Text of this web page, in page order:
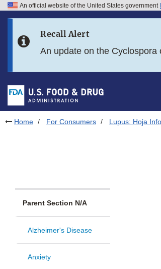
Skip to FDA Search
Skip to footer links
An official website of the United States government
Recall Alert
An update on the Cyclospora
Home For Consumers Lupus: Hoja
Parent Section N/A
Alzheimer's Disease
Anxiety